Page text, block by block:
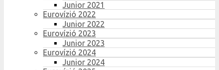
Junior 2021
Eurovízió 2022
Junior 2022
Eurovízió 2023
Junior 2023
Eurovízió 2024
Junior 2024